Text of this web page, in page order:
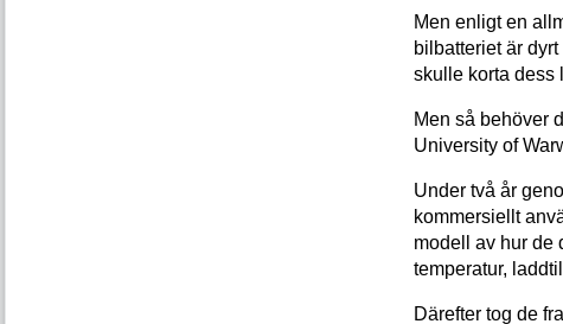
Men enligt en
bilbatteriet är
skulle korta dess
Men så behöver
University of
Under två år
kommersiellt
modell av hur de
temperatur,
Därefter tog de